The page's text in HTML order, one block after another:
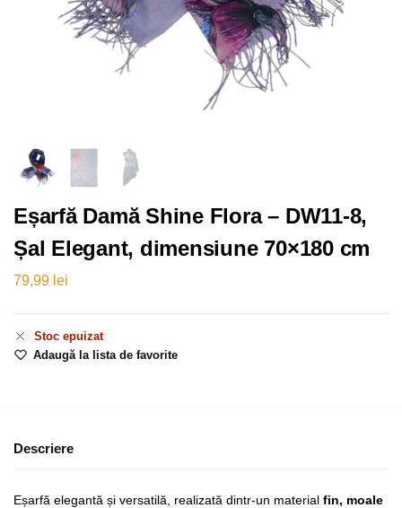
Eșarfă Damă Shine Flora – DW11-8,
Șal Elegant, dimensiune 70×180 cm
79,99 lei
Stoc epuizat
Adaugă la lista de favorite
Descriere
Eșarfă elegantă și versatilă, realizată dintr-un material fin, moale